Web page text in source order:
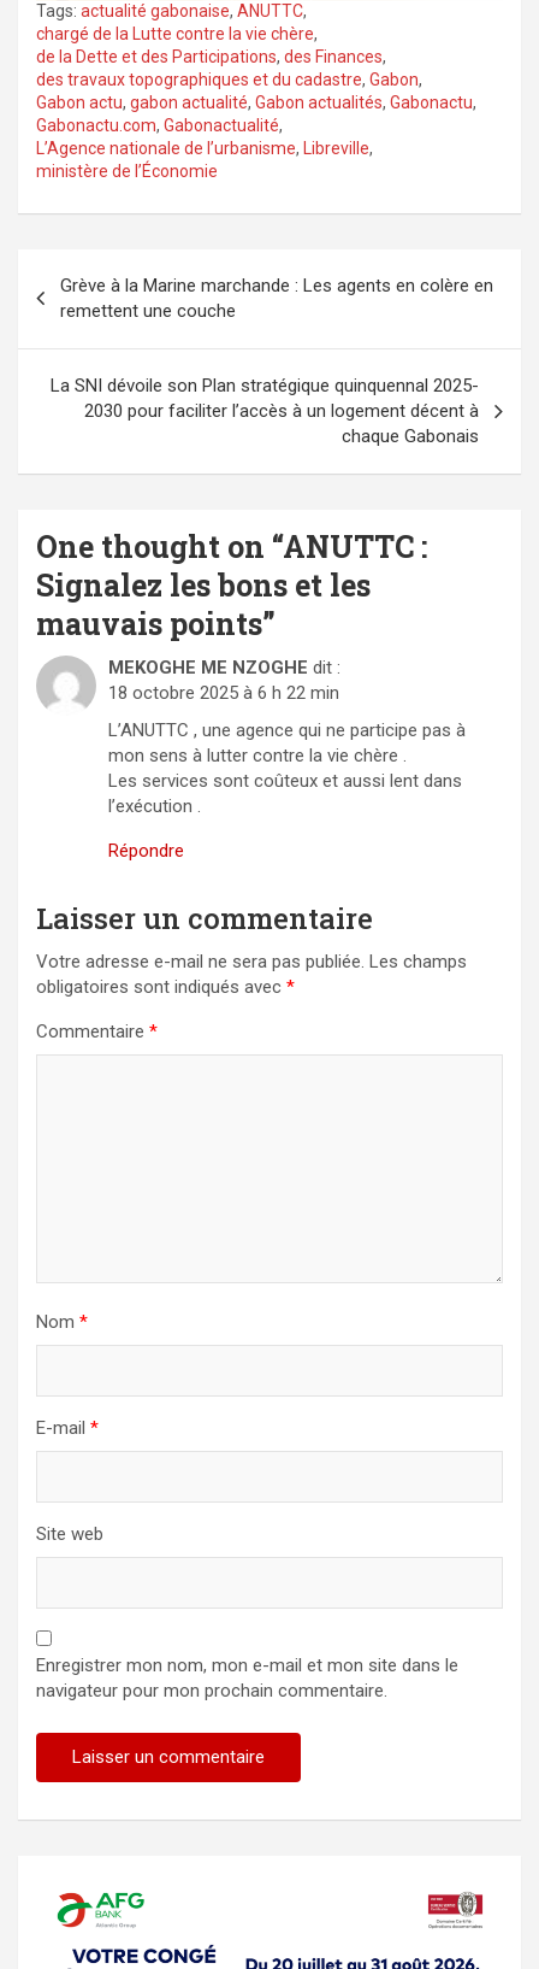
Tags: actualité gabonaise, ANUTTC,
chargé de la Lutte contre la vie chère,
de la Dette et des Participations, des Finances,
des travaux topographiques et du cadastre, Gabon,
Gabon actu, gabon actualité, Gabon actualités, Gabonactu,
Gabonactu.com, Gabonactualité,
L’Agence nationale de l’urbanisme, Libreville,
ministère de l’Économie
de
l’article
Grève à la Marine marchande : Les agents en colère en
remettent une couche
La SNI dévoile son Plan stratégique quinquennal 2025-
2030 pour faciliter l’accès à un logement décent à
chaque Gabonais
One thought on “ANUTTC :
Signalez les bons et les
mauvais points”
MEKOGHE ME NZOGHE dit :
18 octobre 2025 à 6 h 22 min
L’ANUTTC , une agence qui ne participe pas à
mon sens à lutter contre la vie chère .
Les services sont coûteux et aussi lent dans
l’exécution .
Répondre
Laisser un commentaire
Votre adresse e-mail ne sera pas publiée. Les champs
obligatoires sont indiqués avec *
Commentaire *
Nom *
E-mail *
Site web
Enregistrer mon nom, mon e-mail et mon site dans le
navigateur pour mon prochain commentaire.